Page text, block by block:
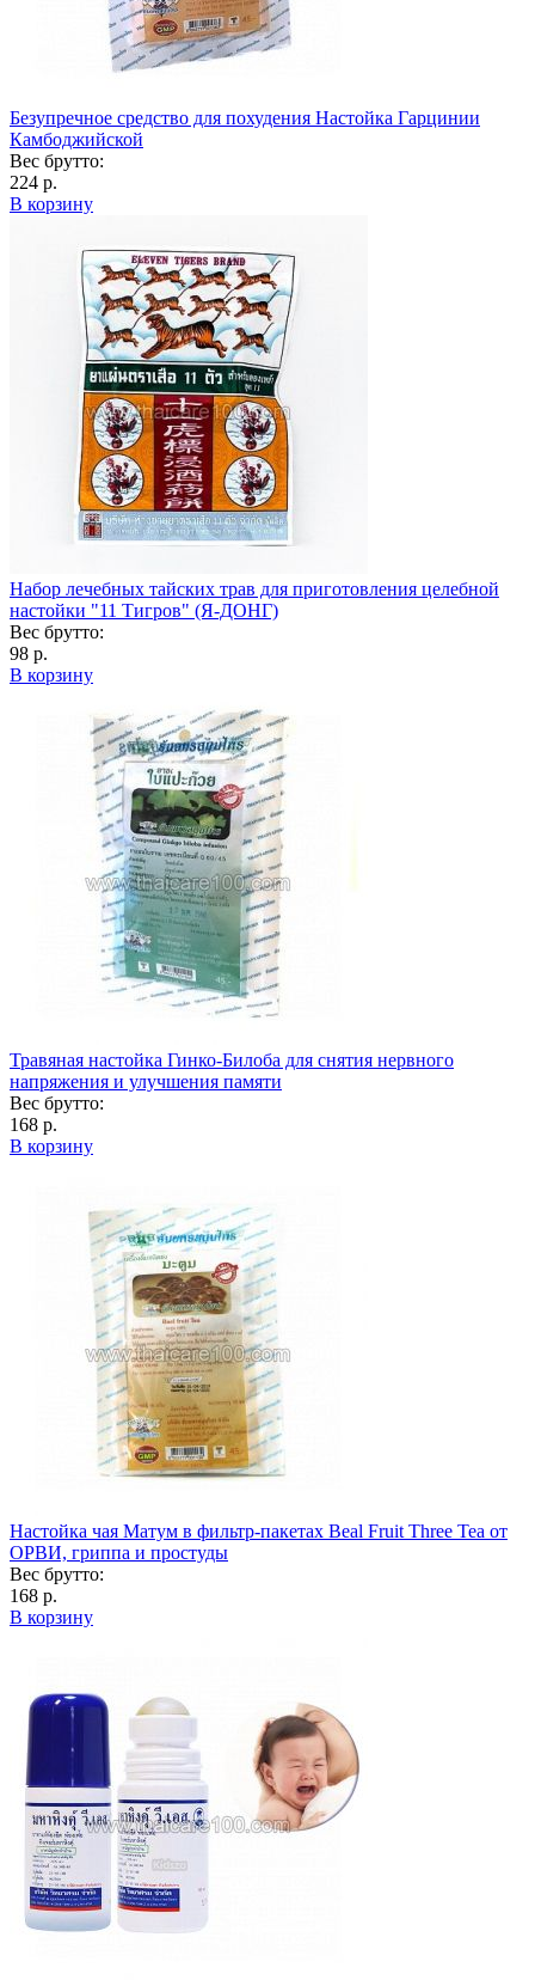
Безупречное средство для похудения Настойка Гарцинии
Камбоджийской
Вес брутто:
224 р.
В корзину
Набор лечебных тайских трав для приготовления целебной
настойки "11 Тигров" (Я-ДОНГ)
Вес брутто:
98 р.
В корзину
Травяная настойка Гинко-Билоба для снятия нервного
напряжения и улучшения памяти
Вес брутто:
168 р.
В корзину
Настойка чая Матум в фильтр-пакетах Beal Fruit Three Tea от
ОРВИ, гриппа и простуды
Вес брутто:
168 р.
В корзину